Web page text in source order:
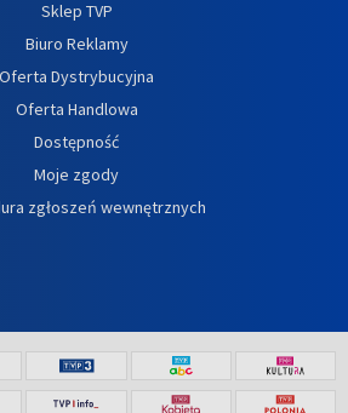
Sklep TVP
Biuro Reklamy
Oferta Dystrybucyjna
Oferta Handlowa
Dostępność
Moje zgody
zgłoszeń wewnętrznych